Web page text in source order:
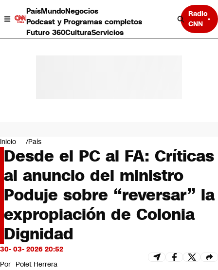
PaísMundoNegocios
Podcast y Programas completos
Futuro 360CulturaServicios
Radio
CNN
Negocios
Deportes
Programas completos
Cultura
Servicios
Bits
CNN Data
CNN tiempo
Futuro 360
Opinión
Inicio País
Desde el PC al FA: Críticas
al anuncio del ministro
Poduje sobre “reversar” la
expropiación de Colonia
Dignidad
30- 03- 2026 20:52
Por Polet Herrera